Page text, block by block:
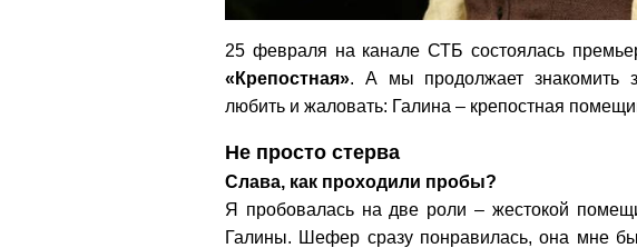
25 февраля на канале СТБ состоялась
«Крепостная». А мы продолжает знакомить
любить и жаловать: Галина – крепостная
Не просто стерва
Слава, как проходили пробы?
Я пробовалась на две роли – жестокой
Галины. Шефер сразу понравилась, она мне